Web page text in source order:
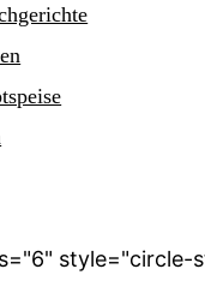
style="circle-